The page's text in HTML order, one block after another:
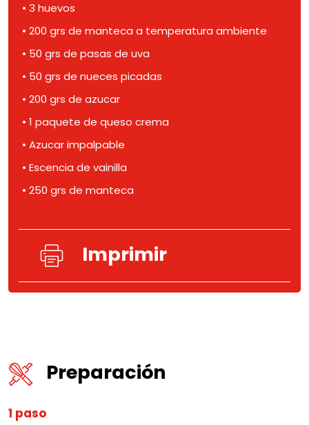
• 3 huevos
• 200 grs de manteca a temperatura ambiente
• 50 grs de pasas de uva
• 50 grs de nueces picadas
• 200 grs de azucar
• 1 paquete de queso crema
• Azucar impalpable
• Escencia de vainilla
• 250 grs de manteca
Imprimir
Preparación
1 paso